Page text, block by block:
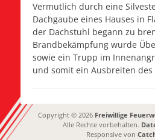
Vermutlich durch eine
Dachgaube eines Hauses in
der Dachstuhl begann zu
Brandbekämpfung wurde
sowie ein Trupp im
und somit ein Ausbreiten
Copyright © 2026 Freiwillige
Alle Rechte vorbehalten.
Responsive von